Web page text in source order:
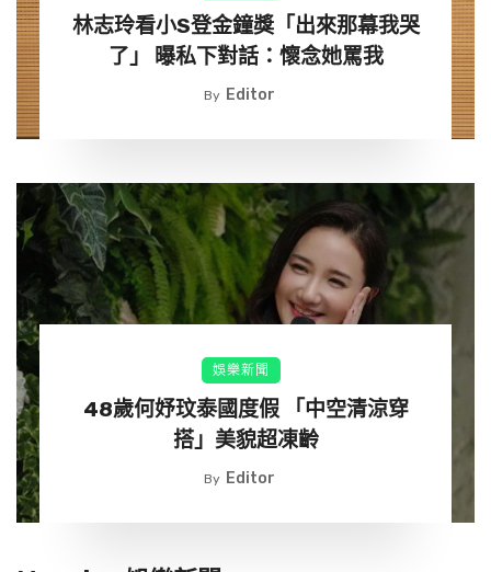
時，無意間聽聞長照協會理事長低聲透露，急需一輛能深入
偏鄉運送物資與接送長輩的專車。當時她不動聲色，私下卻
火速動員籌措，終於在今日讓這部愛心車輛正式上路。陪同
出席的洪曉蕾也盛讚，這不僅是硬體設備的支援，更是把實
質的陪伴送到弱勢長輩身邊。
林志玲看小S登金鐘獎「出來那幕我哭
了」 曝私下對話：懷念她罵我
By Editor
娛樂新聞
48歲何妤玟泰國度假 「中空清涼穿
搭」美貌超凍齡
By Editor